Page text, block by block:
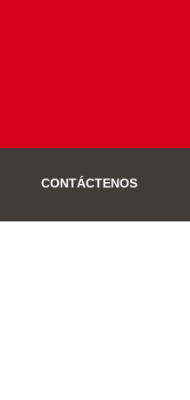
CONTÁCTENOS